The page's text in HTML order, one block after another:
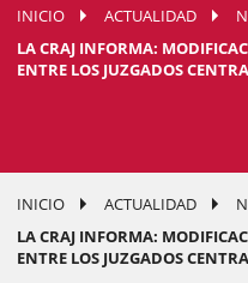
INICIO ACTUALIDAD
LA CRAJ INFORMA:
ENTRE LOS JUZGADOS
INICIO ACTUALIDAD
LA CRAJ INFORMA:
ENTRE LOS JUZGADOS